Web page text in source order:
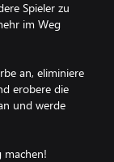
Spieler zu
im Weg
an, eliminiere
erobere die
und werde
machen!